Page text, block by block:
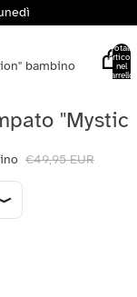
Totale
articoli
nel
carrello:
bambino
"Mystic
€49,95 EUR